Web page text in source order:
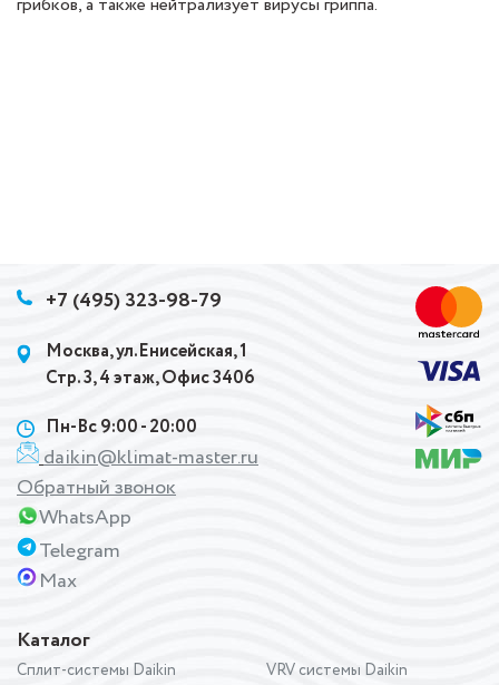
Каталог
Сплит-системы Daikin
VRV системы Daikin
+7 (495) 323-98-79
Москва, ул.Енисейская, 1
Стр. 3, 4 этаж, Офис 3406
Пн-Вс 9:00 - 20:00
daikin@klimat-master.ru
Обратный звонок
WhatsApp
Telegram
Max